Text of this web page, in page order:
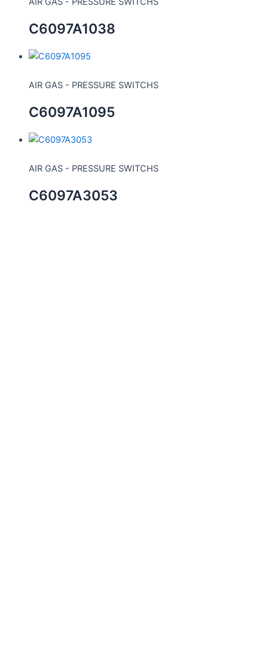
C6097A1038
AIR GAS - PRESSURE SWITCHS
C6097A1095
AIR GAS - PRESSURE SWITCHS
C6097A3053